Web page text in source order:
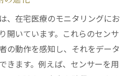
ームの連携強化
リテーションの可能性
感の高まり
報提供を効率化する新技術
、在宅医療のモニタリングにお
開いています。これらのセンサ
の動作を感知し、それをデータ
きます。例えば、センサーを用